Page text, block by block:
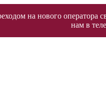
на нового оператора
нам в